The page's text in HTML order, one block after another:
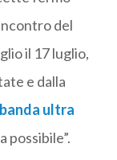
del
il 17 luglio,
e dalla
banda ultra
possibile”.